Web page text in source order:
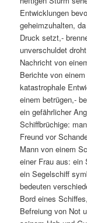
Entwicklungen
geheimzuhalten,
Druck setzt,-
unverschuldet
Nachricht von
Berichte von
katastrophale
einem betrügen,-
ein gefährlicher
Schiffbrüchige:
Freund vor
Mann von einem
einer Frau aus:
ein Segelschiff
bedeuten
Bord eines
Befreiung von Not